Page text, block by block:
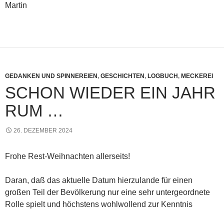
Martin
GEDANKEN UND SPINNEREIEN, GESCHICHTEN, LOGBUCH, MECKEREI
SCHON WIEDER EIN JAHR
RUM …
26. DEZEMBER 2024
Frohe Rest-Weihnachten allerseits!
Daran, daß das aktuelle Datum hierzulande für einen
großen Teil der Bevölkerung nur eine sehr untergeordnete
Rolle spielt und höchstens wohlwollend zur Kenntnis